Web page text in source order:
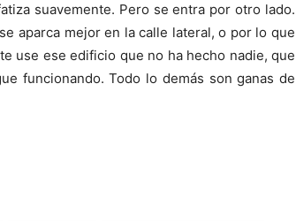
suavemente. Pero se entra por otro lado.
aparca mejor en la calle lateral, o por lo que
use ese edificio que no ha hecho nadie, que
funcionando. Todo lo demás son ganas de